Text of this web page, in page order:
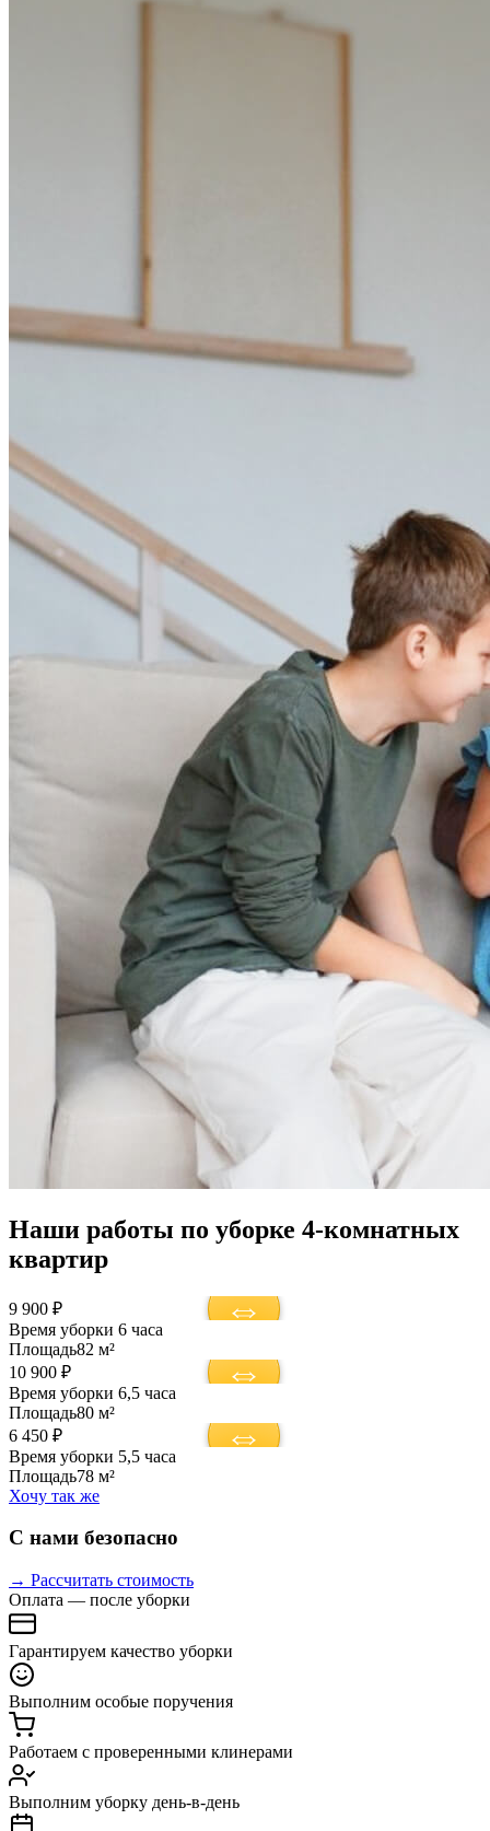
Наши работы по уборке 4-комнатных
квартир
9 900 ₽
Время уборки 6 часа
Площадь82 м²
10 900 ₽
Время уборки 6,5 часа
Площадь80 м²
6 450 ₽
Время уборки 5,5 часа
Площадь78 м²
Хочу так же
С нами безопасно
→ Рассчитать стоимость
Оплата — после уборки
Гарантируем качество уборки
Выполним особые поручения
Работаем с проверенными клинерами
Выполним уборку день-в-день